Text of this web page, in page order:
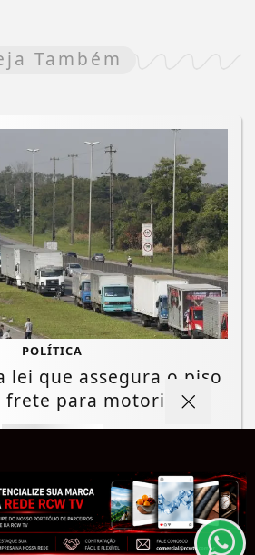
Também
POLÍTICA
lei que assegura o piso
para motoristas
Privacidade
Ao continuar o acesso,
concorda com nossos Termos
ACESSE NOSSOS TERMOS